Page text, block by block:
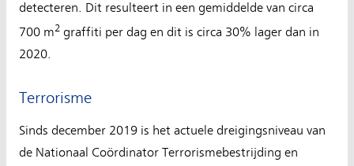
detecteren. Dit resulteert in een gemiddelde van circa
700 m2 graffiti per dag en dit is circa 30% lager dan in
2020.
Terrorisme
Sinds december 2019 is het actuele dreigingsniveau van
de Nationaal Coördinator Terrorismebestrijding en